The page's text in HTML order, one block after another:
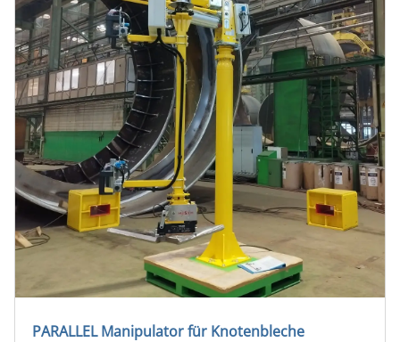
PARALLEL Manipulator für Knotenbleche